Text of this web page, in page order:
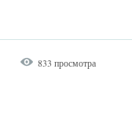
833 просмотра